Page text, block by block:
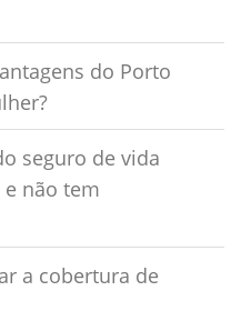
do Porto
seguro de vida
não tem
a cobertura de